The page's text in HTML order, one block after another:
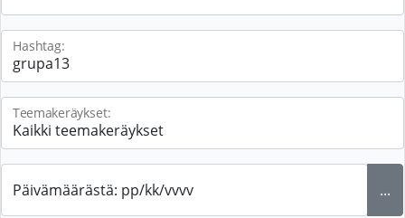
Hashtag:
Teemakeräykset:
Päivämäärästä: pp/kk/vvvv ...